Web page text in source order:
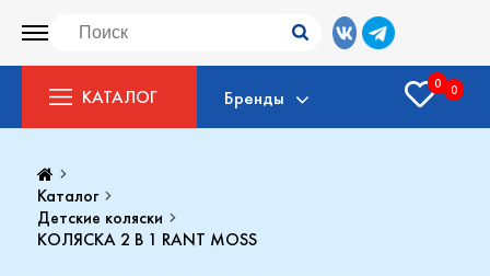
КАТАЛОГ Бренды
0 0
Каталог
Детские коляски
КОЛЯСКА 2 В 1 RANT MOSS